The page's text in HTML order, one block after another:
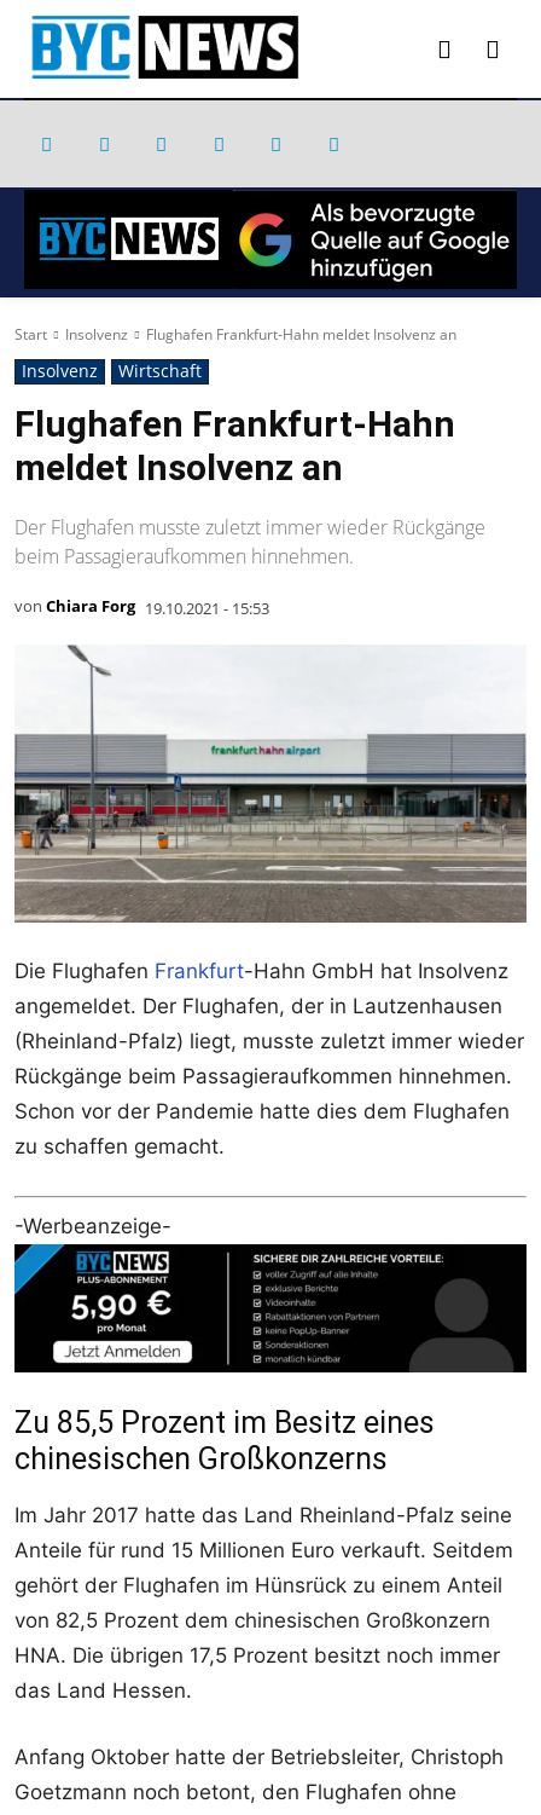
Start Insolvenz Flughafen Frankfurt-Hahn meldet Insolvenz an
Insolvenz Wirtschaft
Flughafen Frankfurt-Hahn
meldet Insolvenz an
Der Flughafen musste zuletzt immer wieder Rückgänge
beim Passagieraufkommen hinnehmen.
von Chiara Forg 19.10.2021 - 15:53
Die Flughafen Frankfurt-Hahn GmbH hat Insolvenz
angemeldet. Der Flughafen, der in Lautzenhausen
(Rheinland-Pfalz) liegt, musste zuletzt immer wieder
Rückgänge beim Passagieraufkommen hinnehmen.
Schon vor der Pandemie hatte dies dem Flughafen
zu schaffen gemacht.
-Werbeanzeige-
Zu 85,5 Prozent im Besitz eines
chinesischen Großkonzerns
Im Jahr 2017 hatte das Land Rheinland-Pfalz seine
Anteile für rund 15 Millionen Euro verkauft. Seitdem
gehört der Flughafen im Hünsrück zu einem Anteil
von 82,5 Prozent dem chinesischen Großkonzern
HNA. Die übrigen 17,5 Prozent besitzt noch immer
das Land Hessen.
Anfang Oktober hatte der Betriebsleiter, Christoph
Goetzmann noch betont, den Flughafen ohne